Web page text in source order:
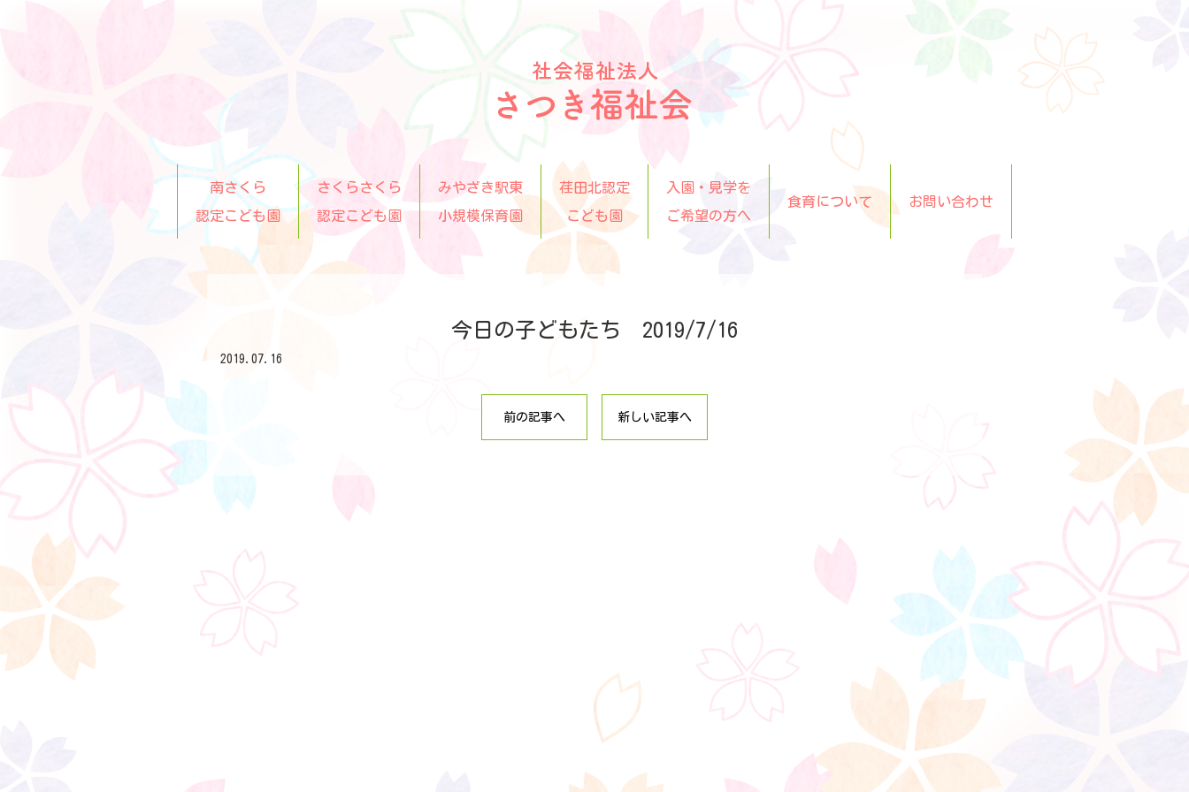
南さくら
認定こども園
さくらさくら
認定こども園
みやざき駅東
小規模保育園
荏田北認定
こども園
入園・見学を
ご希望の方へ
食育について お問い合わせ
今日の子どもたち 2019/7/16
2019.07.16
前の記事へ 新しい記事へ